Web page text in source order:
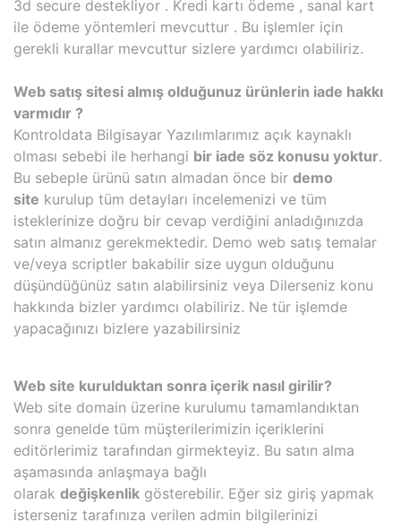
3d secure destekliyor . Kredi kartı ödeme , sanal kart
ile ödeme yöntemleri mevcuttur . Bu işlemler için
gerekli kurallar mevcuttur sizlere yardımcı olabiliriz.
Web satış sitesi almış olduğunuz ürünlerin iade hakkı
varmıdır ?
Kontroldata Bilgisayar Yazılımlarımız açık kaynaklı
olması sebebi ile herhangi bir iade söz konusu yoktur.
Bu sebeple ürünü satın almadan önce bir demo
site kurulup tüm detayları incelemenizi ve tüm
isteklerinize doğru bir cevap verdiğini anladığınızda
satın almanız gerekmektedir. Demo web satış temalar
ve/veya scriptler bakabilir size uygun olduğunu
düşündüğünüz satın alabilirsiniz veya Dilerseniz konu
hakkında bizler yardımcı olabiliriz. Ne tür işlemde
yapacağınızı bizlere yazabilirsiniz
Web site kurulduktan sonra içerik nasıl girilir?
Web site domain üzerine kurulumu tamamlandıktan
sonra genelde tüm müşterilerimizin içeriklerini
editörlerimiz tarafından girmekteyiz. Bu satın alma
aşamasında anlaşmaya bağlı
olarak değişkenlik gösterebilir. Eğer siz giriş yapmak
isterseniz tarafınıza verilen admin bilgilerinizi